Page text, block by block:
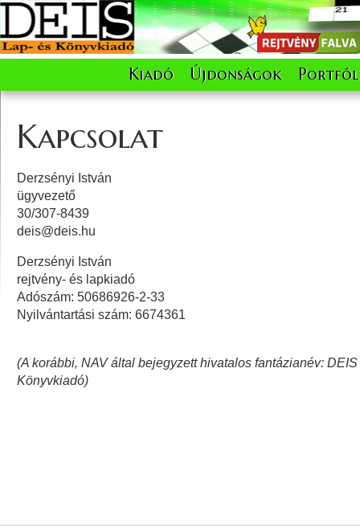
Kiadó Újdonságok
Kapcsolat
Derzsényi István
ügyvezető
30/307-8439
deis@deis.hu
Derzsényi István
rejtvény- és lapkiadó
Adószám: 50686926-2-33
Nyilvántartási szám: 6674361
(A korábbi, NAV által bejegyzett hivatalos fantázianév:
Könyvkiadó)